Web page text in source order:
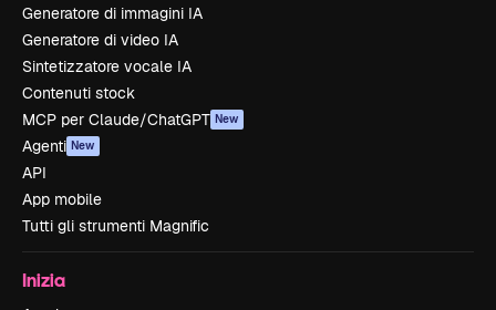
Generatore di immagini IA
Generatore di video IA
Sintetizzatore vocale IA
Contenuti stock
MCP per Claude/ChatGPT New
Agenti New
API
App mobile
Tutti gli strumenti Magnific
Inizia